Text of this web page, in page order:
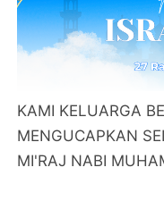
KAMI KELUARGA
MENGUCAPKAN
MI'RAJ NABI